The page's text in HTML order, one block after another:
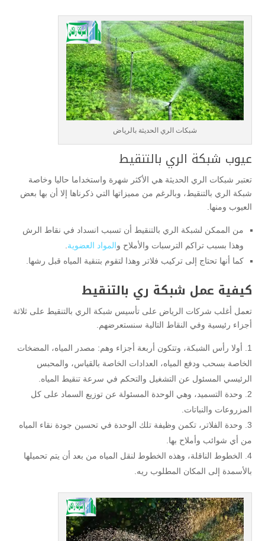
شبكات الري الحديثة بالرياض
عيوب شبكة الري بالتنقيط
تعتبر شبكات الري الحديثة هي الأكثر شهرة واستخداما حاليا وخاصة
شبكة الري بالتنقيط، وبالرغم من مميزاتها التي ذكرناها إلا أن بها بعض
العيوب ومنها.
من الممكن لشبكة الري بالتنقيط أن تسبب انسداد في نقاط الرش
وهذا بسبب تراكم الترسبات والأملاح والمواد العضوية.
كما أنها تحتاج إلى تركيب فلاتر وهذا لتقوم بتنقية المياه قبل رشها.
كيفية عمل شبكة ري بالتنقيط
تعمل أغلب شركات الرياض على تأسيس شبكة الري بالتنقيط على ثلاثة
أجزاء رئيسية وفي النقاط التالية سنستعرضهم.
أولا رأس الشبكة، وتتكون أربعة أجزاء وهم: مصدر المياه، المضخات
الخاصة بسحب ودفع المياه، العدادات الخاصة بالقياس، والمحبس
الرئيسي المسئول عن التشغيل والتحكم في سرعة تنقيط المياه.
وحدة التسميد، وهي الوحدة المسئولة عن توزيع السماد على كل
المزروعات والنباتات.
وحدة الفلاتر، تكمن وظيفة تلك الوحدة في تحسين جودة نقاء المياه
من أي شوائب وأملاح بها.
الخطوط الناقلة، وهذه الخطوط لنقل المياه من بعد أن يتم تحميلها
بالأسمدة إلى المكان المطلوب ريه.